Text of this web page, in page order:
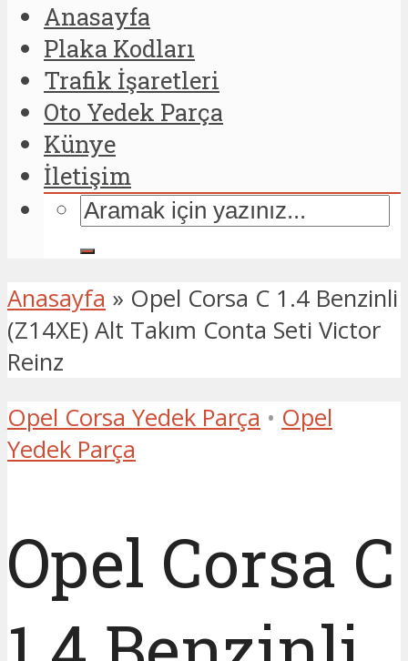
Anasayfa
Plaka Kodları
Trafik İşaretleri
Oto Yedek Parça
Künye
İletişim
Anasayfa » Opel Corsa C 1.4 Benzinli
(Z14XE) Alt Takım Conta Seti Victor
Reinz
Opel Corsa Yedek Parça • Opel
Yedek Parça
Opel Corsa C